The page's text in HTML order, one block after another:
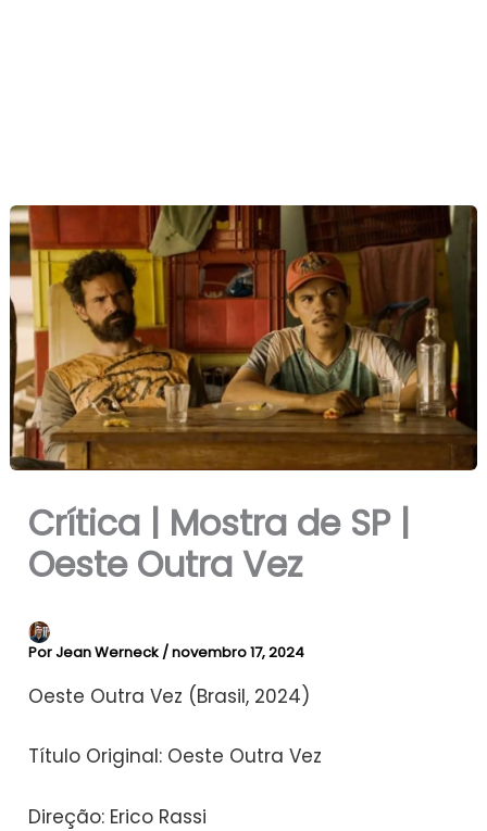
Crítica | Mostra de SP |
Oeste Outra Vez
PorJean Werneck /novembro 17, 2024
Oeste Outra Vez (Brasil, 2024)
Título Original: Oeste Outra Vez
Direção: Erico Rassi